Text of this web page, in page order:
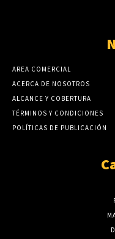
AREA COMERCIAL
ACERCA DE NOSOTROS
ALCANCE Y COBERTURA
TÉRMINOS Y CONDICIONES
POLÍTICAS DE PUBLICACIÓN